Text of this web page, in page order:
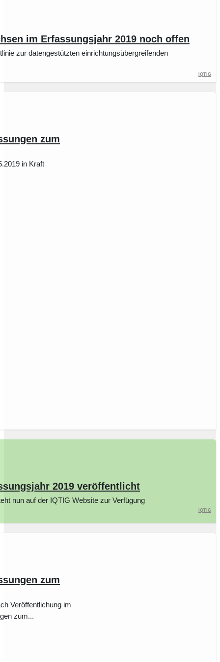
im Erfassungsjahr 2019 noch offen
zur datengestützten einrichtungsübergreifenden
IQTIG
zum
in Kraft
2019 veröffentlicht
nun auf der IQTIG Website zur Verfügung
IQTIG
zum
Veröffentlichung im
zum...